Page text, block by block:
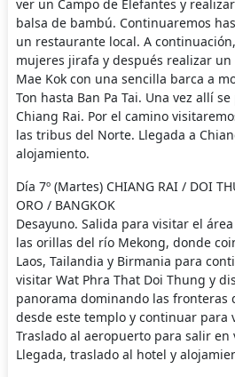
ver un Campo de Elefantes y
balsa de bambú. Continuaremos
un restaurante local. A
mujeres jirafa y después realizar
Mae Kok con una sencilla barca a
Ton hasta Ban Pa Tai. Una vez allí
Chiang Rai. Por el camino
las tribus del Norte. Llegada a
alojamiento.
Día 7º (Martes) CHIANG RAI / DOI
ORO / BANGKOK
Desayuno. Salida para visitar el
las orillas del río Mekong, donde
Laos, Tailandia y Birmania para
visitar Wat Phra That Doi Thung y
panorama dominando las fronteras
desde este templo y continuar para
Traslado al aeropuerto para salir en
Llegada, traslado al hotel y